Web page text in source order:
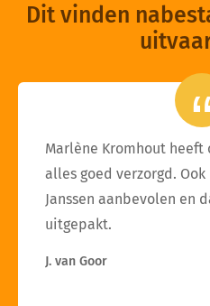
Dit vinden
Marlène Kromhout heeft
alles goed verzorgd.
Janssen aanbevolen en
uitgepakt.
J. van Goor